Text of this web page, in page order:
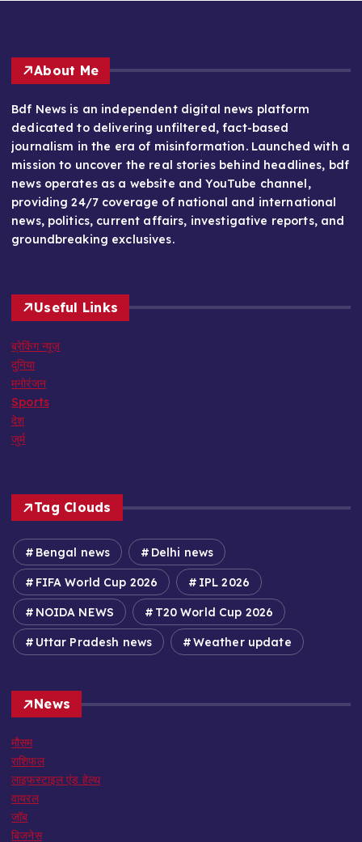
About Me
Bdf News is an independent digital news platform
dedicated to delivering unfiltered, fact-based
journalism in the era of misinformation. Launched with a
mission to uncover the real stories behind headlines, bdf
news operates as a website and YouTube channel,
providing 24/7 coverage of national and international
news, politics, current affairs, investigative reports, and
groundbreaking exclusives.
Useful Links
ब्रेकिंग न्यूज़
दुनिया
मनोरंजन
Sports
देश
जुर्म
Tag Clouds
Bengal news Delhi news
FIFA World Cup 2026 IPL 2026
NOIDA NEWS T20 World Cup 2026
Uttar Pradesh news Weather update
News
मौसम
राशिफल
लाइफस्टाइल एंड हेल्थ
वायरल
जॉब
बिजनेस